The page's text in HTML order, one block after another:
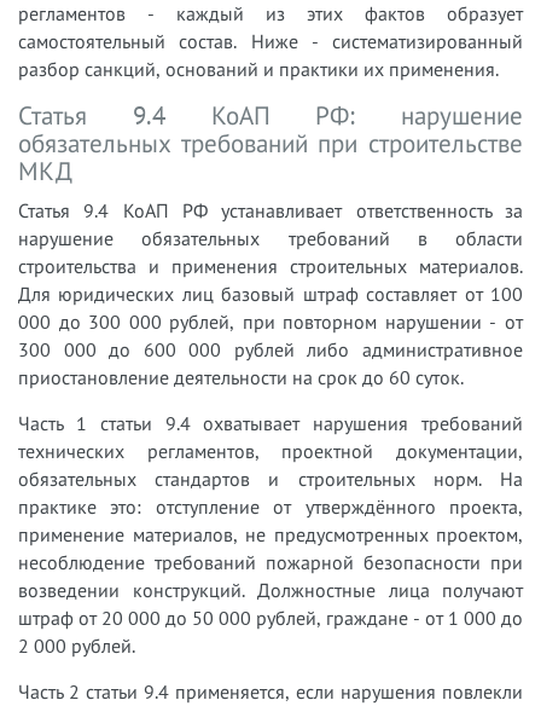
регламентов - каждый из этих фактов образует
самостоятельный состав. Ниже - систематизированный
разбор санкций, оснований и практики их применения.
Статья 9.4 КоАП РФ: нарушение
обязательных требований при строительстве
МКД
Статья 9.4 КоАП РФ устанавливает ответственность за
нарушение обязательных требований в области
строительства и применения строительных материалов.
Для юридических лиц базовый штраф составляет от 100
000 до 300 000 рублей, при повторном нарушении - от
300 000 до 600 000 рублей либо административное
приостановление деятельности на срок до 60 суток.
Часть 1 статьи 9.4 охватывает нарушения требований
технических регламентов, проектной документации,
обязательных стандартов и строительных норм. На
практике это: отступление от утверждённого проекта,
применение материалов, не предусмотренных проектом,
несоблюдение требований пожарной безопасности при
возведении конструкций. Должностные лица получают
штраф от 20 000 до 50 000 рублей, граждане - от 1 000 до
2 000 рублей.
Часть 2 статьи 9.4 применяется, если нарушения повлекли